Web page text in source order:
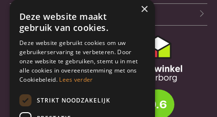
Blog
Klantenservice
Bestel- en
verzendinformatie
Garantie en reparatie
Annuleren of retourneren
9.6
×
Deze website maakt
gebruik van cookies.
Deze website gebruikt cookies om uw
gebruikerservaring te verbeteren. Door
onze website te gebruiken, stemt u in met
alle cookies in overeenstemming met ons
Cookiebeleid. Lees verder
STRIKT NOODZAKELIJK